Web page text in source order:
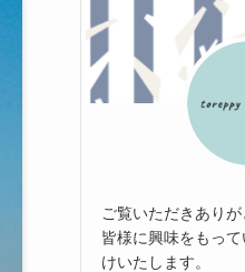
ご覧いただきありが
皆様に興味をもっ
けいたします。